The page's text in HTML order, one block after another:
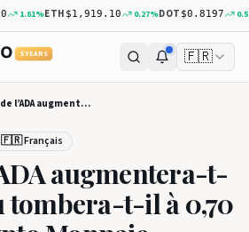
1.81%ETH$1,919.10 0.27%DOT$0.8197 0.57
5 YEARS 🇫🇷
le prix de l’ADA augmentera-t-il à 1,50 $ ou tombera-t-il à 0,70 $ ? - La Crypto Monnaie
🇫🇷 Français
augmentera-t-
tombera-t-il à 0,70